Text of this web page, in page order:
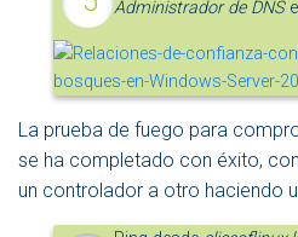
Administrador de DNS
La prueba de fuego para
se ha completado con éxito,
un controlador a otro haciendo